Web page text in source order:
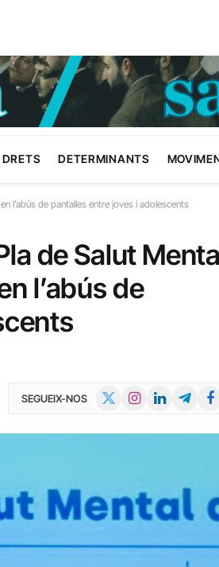
DRETS DETERMINANTS
l’abús de pantalles entre joves i adolescents
de Salut
l’abús de
SEGUEIX-NOS InstagramLinkedInTelegram